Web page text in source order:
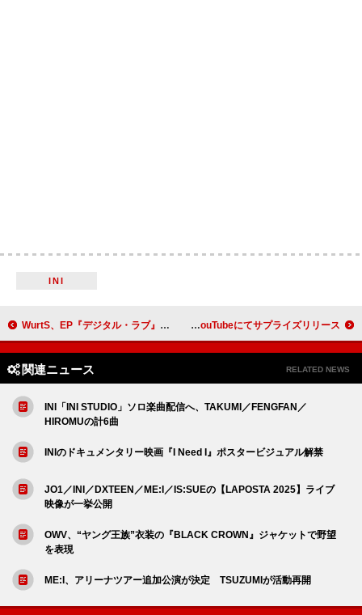
INI
WurtS、EP『デジタル・ラブ』11月リリース キタニタツヤ、新曲「カルチャー」YouTubeにてサプライズリリース
関連ニュース RELATED NEWS
INI「INI STUDIO」ソロ楽曲配信へ、TAKUMI／FENGFAN／
HIROMUの計6曲
INIのドキュメンタリー映画『I Need I』ポスタービジュアル解禁
JO1／INI／DXTEEN／ME:I／IS:SUEの【LAPOSTA 2025】ライブ
映像が一挙公開
OWV、“ヤング王族”衣装の『BLACK CROWN』ジャケットで野望
を表現
ME:I、アリーナツアー追加公演が決定 TSUZUMIが活動再開